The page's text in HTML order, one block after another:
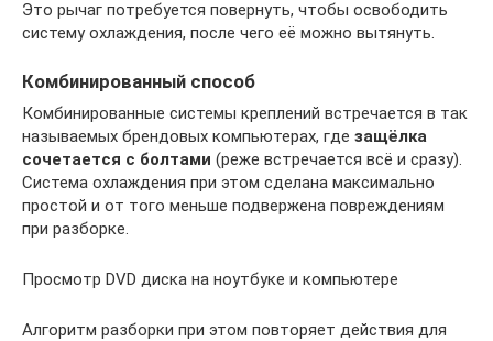
Это рычаг потребуется повернуть, чтобы освободить
систему охлаждения, после чего её можно вытянуть.
Комбинированный способ
Комбинированные системы креплений встречается в так
называемых брендовых компьютерах, где защёлка
сочетается с болтами (реже встречается всё и сразу).
Система охлаждения при этом сделана максимально
простой и от того меньше подвержена повреждениям
при разборке.
Просмотр DVD диска на ноутбуке и компьютере
Алгоритм разборки при этом повторяет действия для